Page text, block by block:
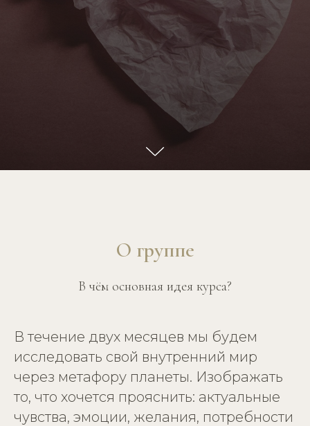
О группе
В чём основная идея курса?
В течение двух месяцев мы будем
исследовать свой внутренний мир
через метафору планеты. Изображать
то, что хочется прояснить: актуальные
чувства, эмоции, желания, потребности